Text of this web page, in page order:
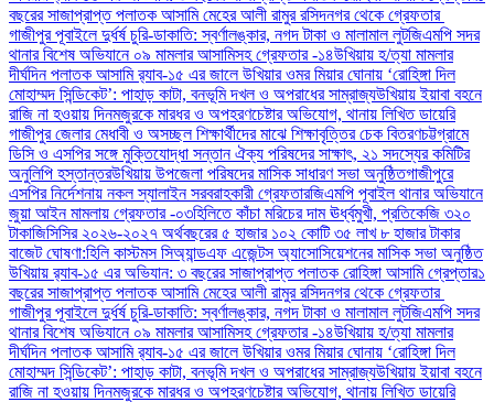
বছরের সাজাপ্রাপ্ত পলাতক আসামি মেহের আলী রামুর রসিদনগর থেকে গ্রেফতার ‎
গাজীপুর পূবাইলে দুর্ধর্ষ চুরি-ডাকাতি: স্বর্ণালঙ্কার, নগদ টাকা ও মালামাল লুটজিএমপি সদর
থানার বিশেষ অভিযানে ০৯ মামলার আসামিসহ গ্রেফতার -১৪উখিয়ায় হ/ত্যা মামলার
দীর্ঘদিন পলাতক আসামি র‌্যাব-১৫ এর জালে ‎‎উখিয়ার ওমর মিয়ার ঘোনায় ‘রোহিঙ্গা দিল
মোহাম্মদ সিন্ডিকেট’: পাহাড় কাটা, বনভূমি দখল ও অপরাধের সাম্রাজ্যউখিয়ায় ইয়াবা বহনে
রাজি না হওয়ায় দিনমজুরকে মারধর ও অপহরণচেষ্টার অভিযোগ, থানায় লিখিত ডায়েরি
গাজীপুর জেলার মেধাবী ও অসচ্ছল শিক্ষার্থীদের মাঝে শিক্ষাবৃত্তির চেক বিতরণচট্টগ্রামে
ডিসি ও এসপির সঙ্গে মুক্তিযোদ্ধা সন্তান ঐক্য পরিষদের সাক্ষাৎ, ২১ সদস্যের কমিটির
অনুলিপি হস্তান্তরউখিয়ায় উপজেলা পরিষদের মাসিক সাধারণ সভা অনুষ্ঠিতগাজীপুরে
এসপির নির্দেশনায় নকল স্যালাইন সরবরাহকারী গ্রেফতারজিএমপি পূবাইল থানার অভিযানে
জুয়া আইন মামলায় গ্রেফতার -০৩হিলিতে কাঁচা মরিচের দাম ঊর্ধ্বমুখী, প্রতিকেজি ৩২০
টাকাজিসিসির ২০২৬-২০২৭ অর্থবছরের ৫ হাজার ১০২ কোটি ৩৫ লাখ ৮ হাজার টাকার
বাজেট ঘোষণা:হিলি কাস্টমস সিঅ্যান্ডএফ এজেন্টস অ্যাসোসিয়েশনের মাসিক সভা অনুষ্ঠিত
উখিয়ায় র‍্যাব-১৫ এর অভিযান: ৩ বছরের সাজাপ্রাপ্ত পলাতক রোহিঙ্গা আসামি গ্রেপ্তার১
বছরের সাজাপ্রাপ্ত পলাতক আসামি মেহের আলী রামুর রসিদনগর থেকে গ্রেফতার ‎
গাজীপুর পূবাইলে দুর্ধর্ষ চুরি-ডাকাতি: স্বর্ণালঙ্কার, নগদ টাকা ও মালামাল লুটজিএমপি সদর
থানার বিশেষ অভিযানে ০৯ মামলার আসামিসহ গ্রেফতার -১৪উখিয়ায় হ/ত্যা মামলার
দীর্ঘদিন পলাতক আসামি র‌্যাব-১৫ এর জালে ‎‎উখিয়ার ওমর মিয়ার ঘোনায় ‘রোহিঙ্গা দিল
মোহাম্মদ সিন্ডিকেট’: পাহাড় কাটা, বনভূমি দখল ও অপরাধের সাম্রাজ্যউখিয়ায় ইয়াবা বহনে
রাজি না হওয়ায় দিনমজুরকে মারধর ও অপহরণচেষ্টার অভিযোগ, থানায় লিখিত ডায়েরি